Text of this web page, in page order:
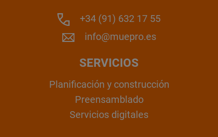
+34 (91) 632 17 55
info@muepro.es
SERVICIOS
Planificación y construcción
Preensamblado
Servicios digitales